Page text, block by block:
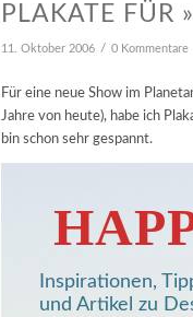
PLAKATE FÜR
11. Oktober 2006 / 0 Kommentare
Für eine neue Show im
Jahre von heute), habe ich
bin schon sehr gespannt.
Inspirationen,
und Artikel zu